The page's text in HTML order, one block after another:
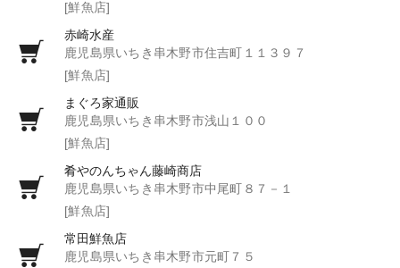
[鮮魚店]
赤崎水産
鹿児島県いちき串木野市住吉町１１３９７
[鮮魚店]
まぐろ家通販
鹿児島県いちき串木野市浅山１００
[鮮魚店]
肴やのんちゃん藤崎商店
鹿児島県いちき串木野市中尾町８７－１
[鮮魚店]
常田鮮魚店
鹿児島県いちき串木野市元町７５